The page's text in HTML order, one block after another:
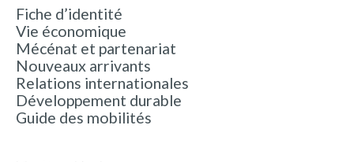
Fiche d’identité
Vie économique
Mécénat et partenariat
Nouveaux arrivants
Relations internationales
Développement durable
Guide des mobilités